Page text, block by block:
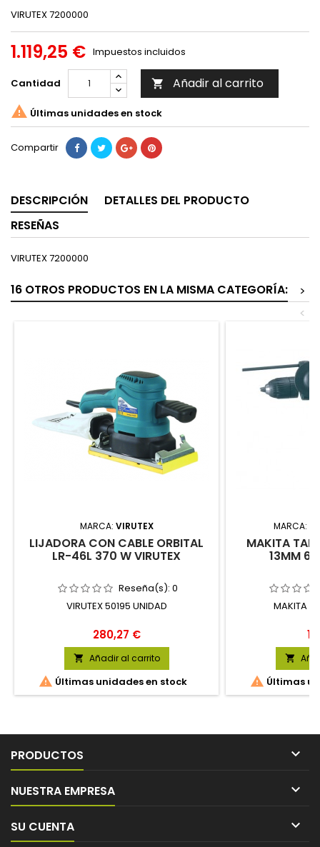
VIRUTEX 7200000
1.119,25 € Impuestos incluidos
Cantidad  Añadir al carrito
 Últimas unidades en stock
Compartir
DESCRIPCIÓN
DETALLES DEL PRODUCTO
RESEÑAS
VIRUTEX 7200000
16 OTROS PRODUCTOS EN LA MISMA CATEGORÍA:
>
<
MARCA: VIRUTEX
LIJADORA CON CABLE ORBITAL
LR-46L 370 W VIRUTEX
Reseña(s): 0
VIRUTEX 50195 UNIDAD
Precio
280,27 €
 Añadir al carrito
 Últimas unidades en stock
MARCA:
MAKITA
13MM
MAKITA

 Últimas
PRODUCTOS 
NUESTRA EMPRESA 
SU CUENTA 